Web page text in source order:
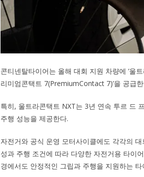
콘티넨탈타이어는 올해 대회 지원 차량에 ‘울
리미엄콘택트 7(PremiumContact 7)’을 공급
특히, 울트라콘택트 NXT는 3년 연속 투르 드
주행 성능을 제공한다.
자전거와 공식 운영 모터사이클에도 각각의
성과 주행 조건에 따라 다양한 자전거용 타이
경에서도 안정적인 그립과 주행을 지원하는